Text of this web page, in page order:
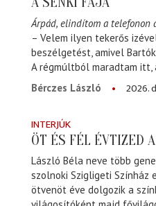
Árpád, elindítom a telefonon
– Velem ilyen tekerős
beszélgetést, amivel
A régmúltból maradtam itt,
Bérczes László
2026.
INTERJÚK
ÖT ÉS FÉL ÉVTIZED
László Béla neve több
szolnoki Szigligeti Színház
ötvenöt éve dolgozik a